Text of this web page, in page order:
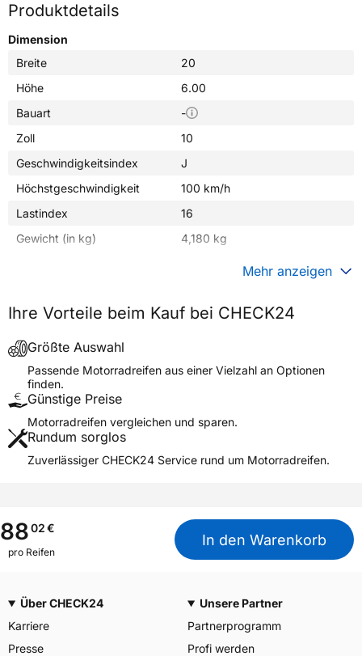
Produktdetails
Dimension
Breite
20
Höhe
6.00
Bauart
-
Zoll
10
Geschwindigkeitsindex
J
Höchstgeschwindigkeit
100 km/h
Lastindex
16
Gewicht (in kg)
4,180 kg
Verwendung
Sommerreifen
Modellname
Reifenposition
Front
Motorradtyp
Weitere Eigenschaften
Schlauchtyp
3PMSF / Alpine-Symbol
Nein
Allgemeine Produktsicherheit (GPSR)
Herstellerkontakt
5405NG Uden Noord
Brabant Niederlande,
regulation@maxxistce.nl
Mehr anzeigen
Ihre Vorteile beim Kauf bei CHECK24
Größte Auswahl
Passende Motorradreifen aus einer Vielzahl an Optionen
finden.
Günstige Preise
Motorradreifen vergleichen und sparen.
Rundum sorglos
Zuverlässiger CHECK24 Service rund um Motorradreifen.
8802€
pro Reifen
In den Warenkorb
Über CHECK24
Karriere
Presse
Unsere Partner
Partnerprogramm
Profi werden